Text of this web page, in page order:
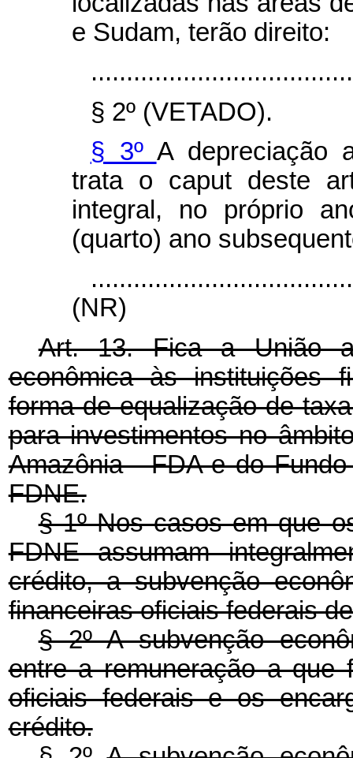
e Sudam, terão direito:
§ 2º (VETADO).
§ 3º A depreciação
trata o caput deste
integral, no próprio
(quarto) ano
(NR)
Art. 13. Fica a União
econômica às instituições
forma de equalização de
para investimentos no
Amazônia - FDA e do
FDNE.
§ 1º Nos casos em que
FDNE assumam
crédito, a subvenção
financeiras oficiais federais
§ 2º A subvenção
entre a remuneração a que
oficiais federais e os
crédito.